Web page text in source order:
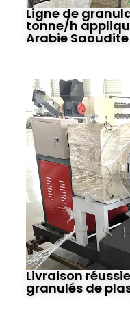
Ligne de
tonne/h
Arabie Saoudite
Livraison
granulés de